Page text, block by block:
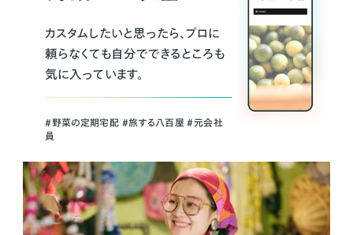
カスタムしたいと思ったら、プロに
頼らなくても自分でできるところも
気に入っています。
＃野菜の定期宅配 ＃旅する八百屋 ＃元会社
員